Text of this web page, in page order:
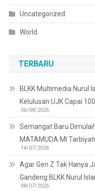
Uncategorized
World
TERBARU
BLKK Multimedia Nurul
Kelulusan UJK Capai
06/08/2026
Semangat Baru
MATAMUDA MI
14/07/2026
Agar Gen Z Tak Hanya
Gandeng BLKK Nurul
08/07/2026